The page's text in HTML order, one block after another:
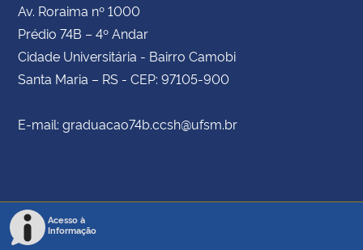
Av. Roraima nº 1000
Prédio 74B – 4º Andar
Cidade Universitária - Bairro Camobi
Santa Maria – RS - CEP: 97105-900
E-mail: graduacao74b.ccsh@ufsm.br
Acesso à
Informação